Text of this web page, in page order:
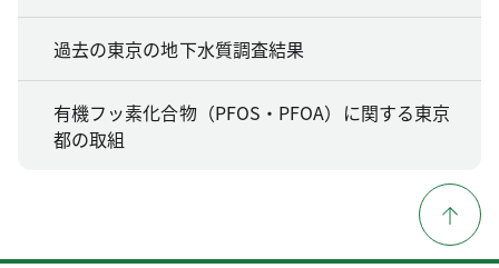
過去の東京の地下水質調査結果
有機フッ素化合物（PFOS・PFOA）に関する東京
都の取組